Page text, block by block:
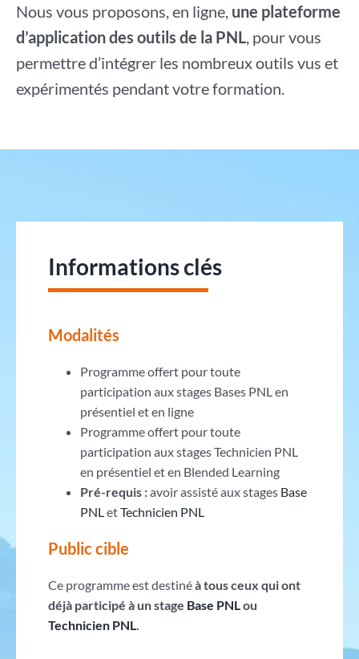
Nous vous proposons, en ligne, une plateforme
d’application des outils de la PNL, pour vous
permettre d’intégrer les nombreux outils vus et
expérimentés pendant votre formation.
Informations clés
Modalités
Programme offert pour toute
participation aux stages Bases PNL en
présentiel et en ligne
Programme offert pour toute
participation aux stages Technicien PNL
en présentiel et en Blended Learning
Pré-requis :avoir assisté aux stages Base
PNLetTechnicien PNL
Public cible
Ce programme est destinéà tous ceux qui ont
déjà participé à un stage Base PNLou
Technicien PNL.